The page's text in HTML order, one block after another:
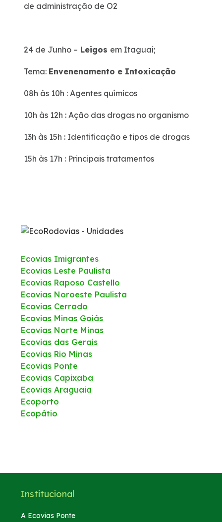
de administração de O2
24 de Junho – Leigos em Itaguaí;
Tema: Envenenamento e Intoxicação
08h às 10h : Agentes químicos
10h às 12h : Ação das drogas no organismo
13h às 15h : Identificação e tipos de drogas
15h às 17h : Principais tratamentos
Ecovias Imigrantes
Ecovias Leste Paulista
Ecovias Raposo Castello
Ecovias Noroeste Paulista
Ecovias Cerrado
Ecovias Minas Goiás
Ecovias Norte Minas
Ecovias das Gerais
Ecovias Rio Minas
Ecovias Ponte
Ecovias Capixaba
Ecovias Araguaia
Ecoporto
Ecopátio
Institucional
A Ecovias Ponte